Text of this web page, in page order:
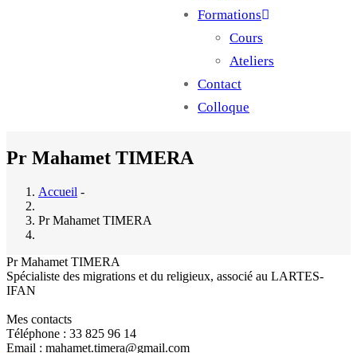
Formations
Cours
Ateliers
Contact
Colloque
Pr Mahamet TIMERA
Accueil -
Pr Mahamet TIMERA
Pr Mahamet TIMERA
Spécialiste des migrations et du religieux, associé au LARTES-
IFAN
Mes contacts
Téléphone : 33 825 96 14
Email : mahamet.timera@gmail.com